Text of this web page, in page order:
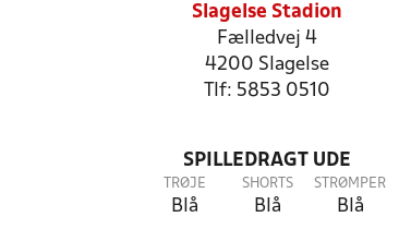
Slagelse Stadion
Fælledvej 4
4200 Slagelse
Tlf: 5853 0510
SPILLEDRAGT UDE
TRØJE
Blå
SHORTS
Blå
STRØMPER
Blå